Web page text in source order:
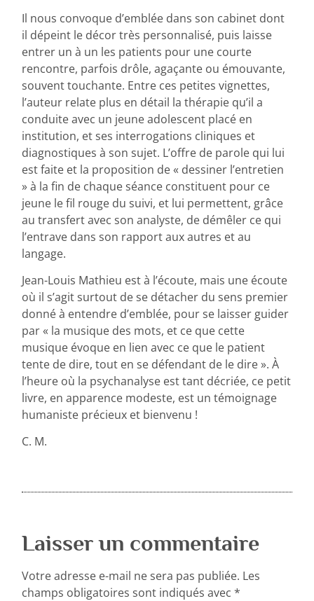
Il nous convoque d’emblée dans son cabinet dont
il dépeint le décor très personnalisé, puis laisse
entrer un à un les patients pour une courte
rencontre, parfois drôle, agaçante ou émouvante,
souvent touchante. Entre ces petites vignettes,
l’auteur relate plus en détail la thérapie qu’il a
conduite avec un jeune adolescent placé en
institution, et ses interrogations cliniques et
diagnostiques à son sujet. L’offre de parole qui lui
est faite et la proposition de « dessiner l’entretien
» à la fin de chaque séance constituent pour ce
jeune le fil rouge du suivi, et lui permettent, grâce
au transfert avec son analyste, de démêler ce qui
l’entrave dans son rapport aux autres et au
langage.
Jean-Louis Mathieu est à l’écoute, mais une écoute
où il s’agit surtout de se détacher du sens premier
donné à entendre d’emblée, pour se laisser guider
par « la musique des mots, et ce que cette
musique évoque en lien avec ce que le patient
tente de dire, tout en se défendant de le dire ». À
l’heure où la psychanalyse est tant décriée, ce petit
livre, en apparence modeste, est un témoignage
humaniste précieux et bienvenu !
C. M.
Laisser un commentaire
Votre adresse e-mail ne sera pas publiée. Les
champs obligatoires sont indiqués avec*